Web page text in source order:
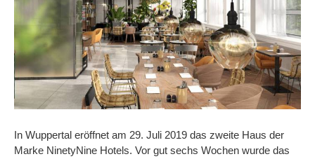
In Wuppertal eröffnet am 29. Juli 2019 das zweite Haus der
Marke NinetyNine Hotels. Vor gut sechs Wochen wurde das